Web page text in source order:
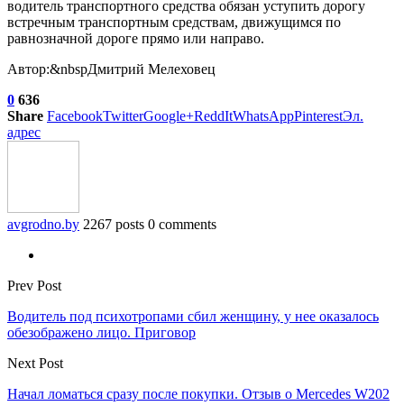
водитель транспортного средства обязан уступить дорогу
встречным транспортным средствам, движущимся по
равнозначной дороге прямо или направо.
Автор:&nbspДмитрий Мелеховец
0 636
Share FacebookTwitterGoogle+ReddItWhatsAppPinterestЭл.
адрес
avgrodno.by 2267 posts 0 comments
Prev Post
Водитель под психотропами сбил женщину, у нее оказалось
обезображено лицо. Приговор
Next Post
Начал ломаться сразу после покупки. Отзыв о Mercedes W202